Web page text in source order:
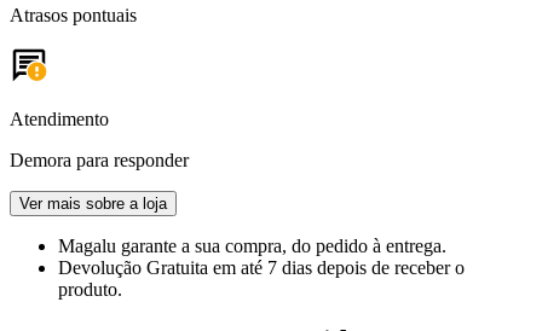
Atrasos pontuais
Atendimento
Demora para responder
Ver mais sobre a loja
Magalu garante a sua compra, do pedido à entrega.
Devolução Gratuita em até 7 dias depois de receber o
produto.